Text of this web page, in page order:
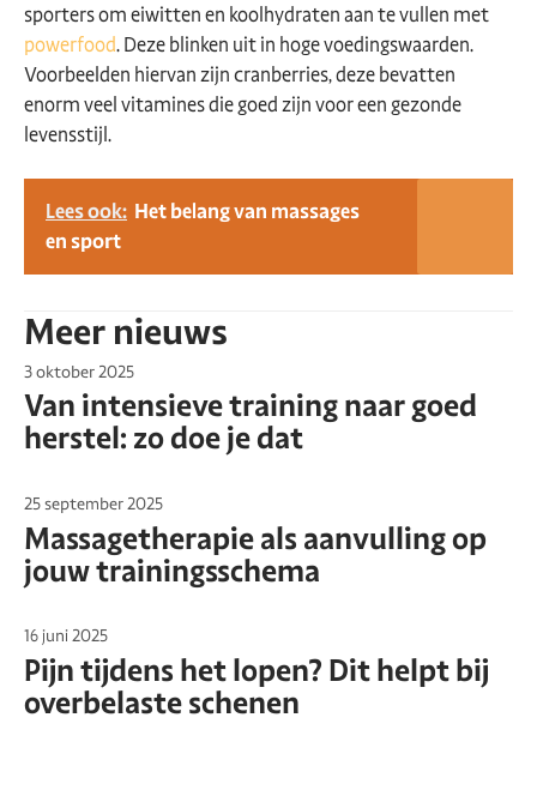
sporters om eiwitten en koolhydraten aan te vullen met
powerfood. Deze blinken uit in hoge voedingswaarden.
Voorbeelden hiervan zijn cranberries, deze bevatten
enorm veel vitamines die goed zijn voor een gezonde
levensstijl.
Lees ook: Het belang van massages
en sport
Meer nieuws
3 oktober 2025
Van intensieve training naar goed
herstel: zo doe je dat
25 september 2025
Massagetherapie als aanvulling op
jouw trainingsschema
16 juni 2025
Pijn tijdens het lopen? Dit helpt bij
overbelaste schenen